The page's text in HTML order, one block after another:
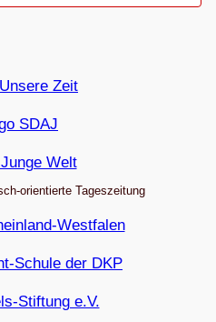
orientierte Tageszeitung
Westfalen
Schule der DKP
Stiftung e.V.